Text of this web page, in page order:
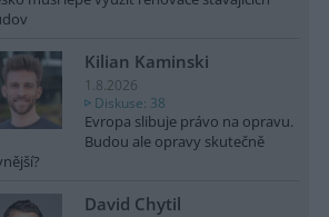
Kilian Kaminski
1.8.2026
Diskuse: 38
Evropa slibuje právo na opravu.
Budou ale opravy skutečně
David Chytil